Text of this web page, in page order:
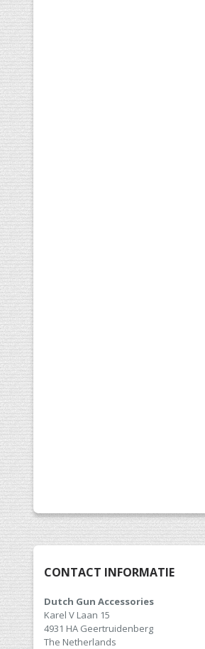
CONTACT INFORMATIE
Dutch Gun Accessories
Karel V Laan 15
4931 HA Geertruidenberg
The Netherlands